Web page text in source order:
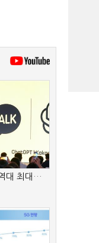
대 최대…